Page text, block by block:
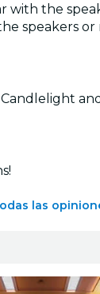
with the
speakers or
las